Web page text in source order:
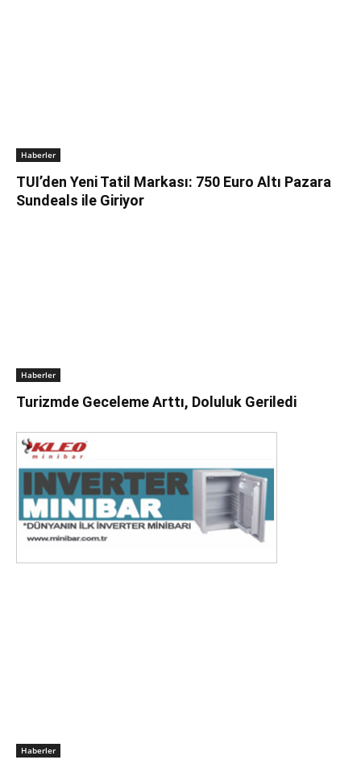
Haberler
TUI’den Yeni Tatil Markası: 750 Euro Altı Pazara
Sundeals ile Giriyor
Haberler
Turizmde Geceleme Arttı, Doluluk Geriledi
Haberler